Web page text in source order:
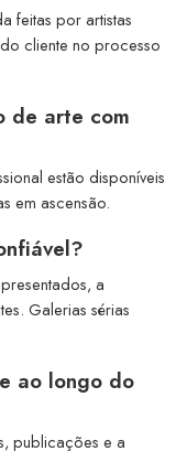
feitas por artistas
cliente no processo
de arte com
estão disponíveis
em ascensão.
a
Galerias sérias
ao longo do
publicações e a